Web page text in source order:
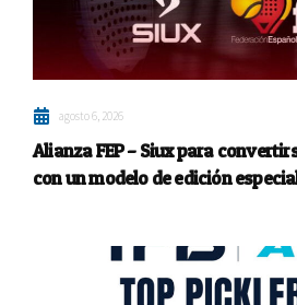
agosto 6, 2026
Alianza FEP – Siux para
con un modelo de edición